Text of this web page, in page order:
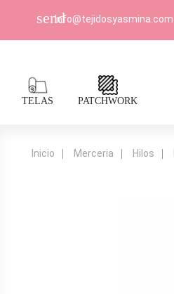
sendInfo@tejidosyasmina.com
TELAS PATCHWORK
Inicio Merceria Hilos